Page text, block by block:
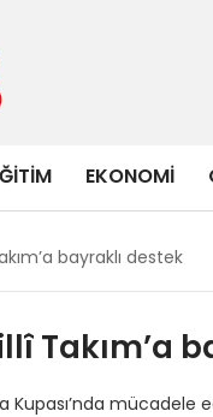
EKONOMI
bayraklı destek
Takım’a
Kupası’nda mücadele